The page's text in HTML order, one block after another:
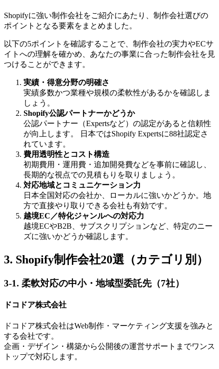
Shopifyに強い制作会社をご紹介にあたり、制作会社選びの
ポイントとなる要素をまとめました。
以下の5ポイントを確認することで、制作会社の実力やECサ
イトへの理解を確かめ、あなたの事業に合った制作会社を見
つけることができます。
実績・得意分野の明確さ
実績多数かつ業種や規模の柔軟性があるかを確認しま
しょう。
Shopify公認パートナーかどうか
公認パートナー（Expertsなど）の認定があると信頼性
が向上します。 日本ではShopify Expertsに88社認定さ
れています。
費用透明性とコスト構造
初期費用・運用費・追加開発費などを事前に確認し、
長期的な視点での見積もりを取りましょう。
対応地域とコミュニケーション力
日本全国対応の会社か、ローカルに強いかどうか。地
方で直接やり取りできる会社も有効です。
越境EC／特化ジャンルへの対応力
越境ECやB2B、サブスクリプションなど、特定のニー
ズに強いかどうか確認します。
3. Shopify制作会社20選（カテゴリ別）
3-1. 柔軟対応の中小・地域型委託先（7社）
ドコドア株式会社
ドコドア株式会社はWeb制作・マーケティング支援を強みと
する会社です。
企画・デザイン・構築から公開後の運営サポートまでワンス
トップで対応します。